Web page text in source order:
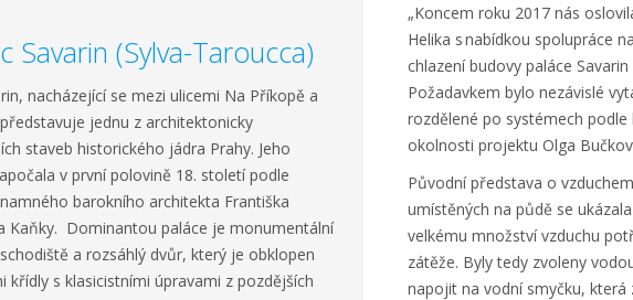
Savarin (Sylva-Taroucca)
nacházející se mezi ulicemi Na Příkopě a
jednu z architektonicky
staveb historického jádra Prahy. Jeho
v první polovině 18. století podle
barokního architekta Františka
Kaňky. Dominantou paláce je monumentální
a rozsáhlý dvůr, který je obklopen
křídly s klasicistními úpravami z pozdějších
„Koncem roku 2017 nás
Helika s nabídkou spolupráce
chlazení budovy paláce
Požadavkem bylo nezávislé
rozdělené po systémech
okolnosti projektu Olga
Původní představa o
umístěných na půdě se
velkému množství vzduchu
zátěže. Byly tedy zvoleny
napojit na vodní smyčku,